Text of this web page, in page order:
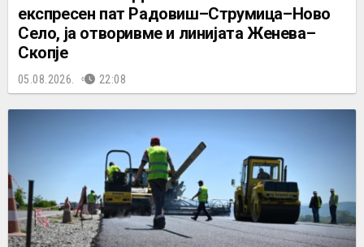
експресен пат Радовиш–Струмица–Ново
Село, ја отворивме и линијата Женева–
Скопје
05.08.2026. 22:08